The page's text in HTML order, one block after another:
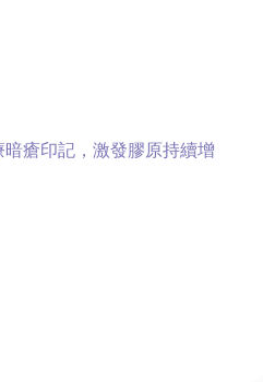
瘡印記，激發膠原持續增